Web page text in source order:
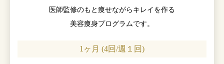
医師監修のもと痩せながらキレイを作る
美容痩身プログラムです。
1ヶ月 (4回/週１回)